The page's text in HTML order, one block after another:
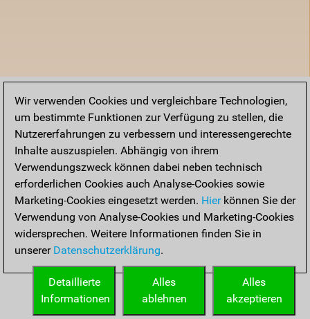
Wir verwenden Cookies und vergleichbare Technologien,
um bestimmte Funktionen zur Verfügung zu stellen, die
Nutzererfahrungen zu verbessern und interessengerechte
Inhalte auszuspielen. Abhängig von ihrem
Verwendungszweck können dabei neben technisch
erforderlichen Cookies auch Analyse-Cookies sowie
Marketing-Cookies eingesetzt werden. Hierkönnen Sie der
Verwendung von Analyse-Cookies und Marketing-Cookies
widersprechen. Weitere Informationen finden Sie in
unserer Datenschutzerklärung.
Alles
akzeptieren
Alles
ablehnen
Detaillierte
Informationen